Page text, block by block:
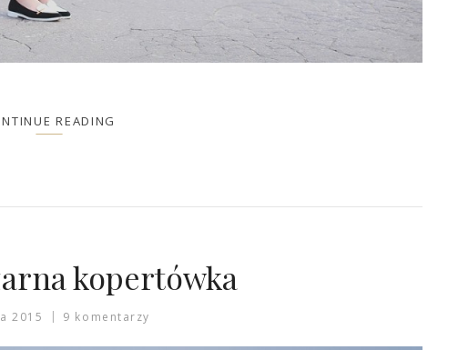
READING
kopertówka
2015 9 komentarzy